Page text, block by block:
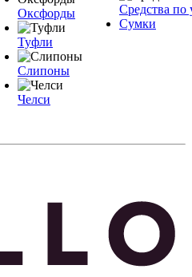
Оксфорды
Туфли
Слипоны
Челси
Средства по
Сумки